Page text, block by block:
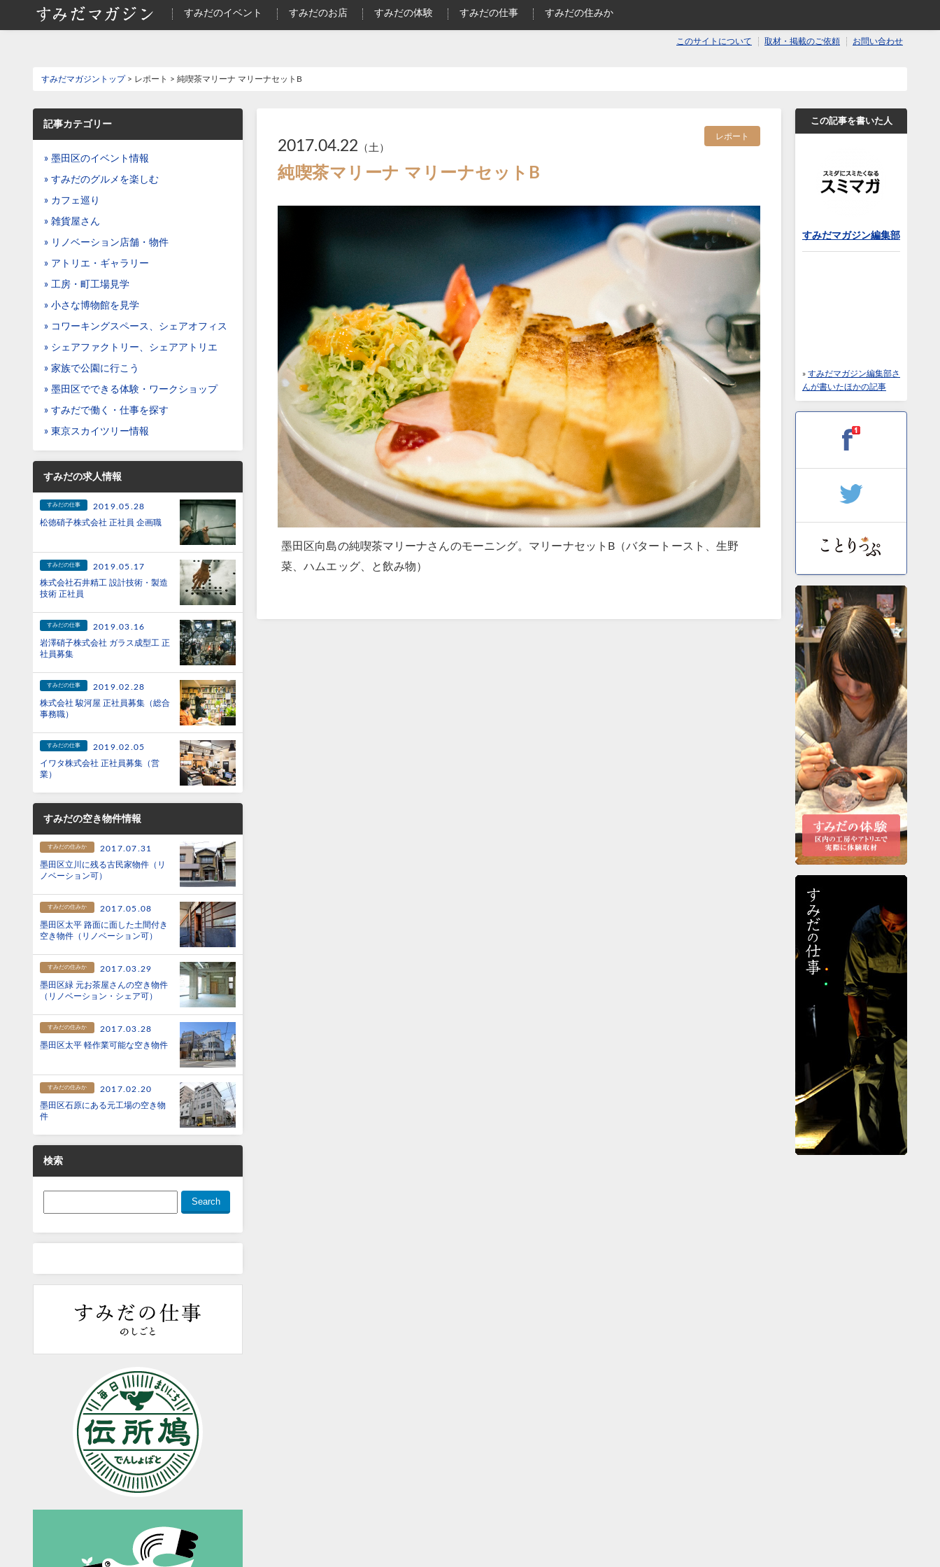
すみだのイベント すみだのお店 すみだの体験 すみだの仕事 すみだの住みか
お問い合わせ
取材・掲載のご依頼
このサイトについて
すみだマガジントップ> レポート > 純喫茶マリーナ マリーナセットB
2017.04.22 （土）
レポート
純喫茶マリーナ マリーナセットB
墨田区向島の純喫茶マリーナさんのモーニング。マリーナセットB（バタートースト、生野
菜、ハムエッグ、と飲み物）
記事カテゴリー
» 墨田区のイベント情報
» すみだのグルメを楽しむ
» カフェ巡り
» 雑貨屋さん
» リノベーション店舗・物件
» アトリエ・ギャラリー
» 工房・町工場見学
» 小さな博物館を見学
» コワーキングスペース、シェアオフィス
» シェアファクトリー、シェアアトリエ
» 家族で公園に行こう
» 墨田区でできる体験・ワークショップ
» すみだで働く・仕事を探す
» 東京スカイツリー情報
すみだの求人情報
すみだの仕事
2019.05.28
松徳硝子株式会社 正社員 企画職
すみだの仕事
2019.05.17
株式会社石井精工 設計技術・製造
技術 正社員
すみだの仕事
2019.03.16
岩澤硝子株式会社 ガラス成型工 正
社員募集
すみだの仕事
2019.02.28
株式会社 駿河屋 正社員募集（総合
事務職）
すみだの仕事
2019.02.05
イワタ株式会社 正社員募集（営
業）
すみだの空き物件情報
すみだの住みか
2017.07.31
墨田区立川に残る古民家物件（リ
ノベーション可）
すみだの住みか
2017.05.08
墨田区太平 路面に面した土間付き
空き物件（リノベーション可）
すみだの住みか
2017.03.29
墨田区緑 元お茶屋さんの空き物件
（リノベーション・シェア可）
すみだの住みか
2017.03.28
墨田区太平 軽作業可能な空き物件
すみだの住みか
2017.02.20
墨田区石原にある元工場の空き物
件
検索
この記事を書いた人
すみだマガジン編集部
» すみだマガジン編集部さ
んが書いたほかの記事